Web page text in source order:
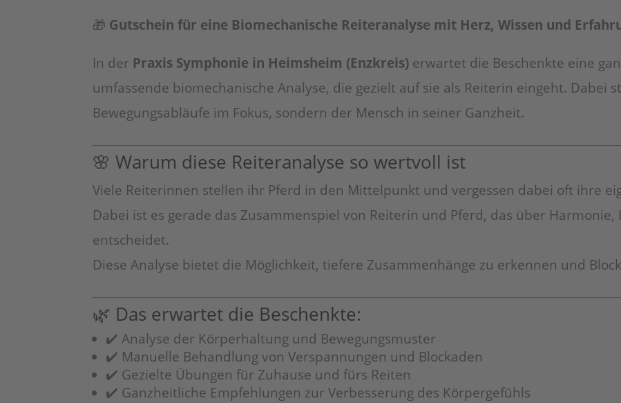
🎁 Gutschein für eine Biomechanische Reiteranalyse mit Herz, Wissen und
In der Praxis Symphonie in Heimsheim (Enzkreis) erwartet die Beschenkte eine
umfassende biomechanische Analyse, die gezielt auf sie als Reiterin eingeht. Dabei
Bewegungsabläufe im Fokus, sondern der Mensch in seiner Ganzheit.
🌸 Warum diese Reiteranalyse so wertvoll ist
Viele Reiterinnen stellen ihr Pferd in den Mittelpunkt und vergessen dabei oft ihre
Dabei ist es gerade das Zusammenspiel von Reiterin und Pferd, das über
entscheidet.
Diese Analyse bietet die Möglichkeit, tiefere Zusammenhänge zu erkennen und
🌿 Das erwartet die Beschenkte:
✔️ Analyse der Körperhaltung und Bewegungsmuster
✔️ Manuelle Behandlung von Verspannungen und Blockaden
✔️ Gezielte Übungen für Zuhause und fürs Reiten
✔️ Ganzheitliche Empfehlungen zur Verbesserung des Körpergefühls